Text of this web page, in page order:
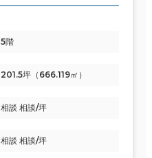
5階
201.5坪（666.119㎡）
相談 相談/坪
相談 相談/坪